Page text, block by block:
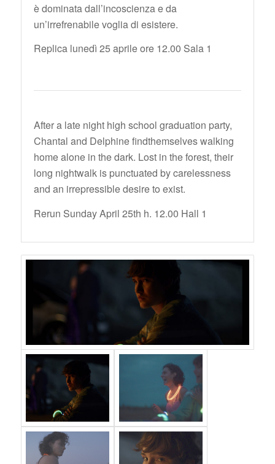
è dominata dall’incoscienza e da
un’irrefrenabile voglia di esistere.
Replica lunedì 25 aprile ore 12.00 Sala 1
After a late night high school graduation party,
Chantal and Delphine findthemselves walking
home alone in the dark. Lost in the forest, their
long nightwalk is punctuated by carelessness
and an irrepressible desire to exist.
Rerun Sunday April 25th h. 12.00 Hall 1